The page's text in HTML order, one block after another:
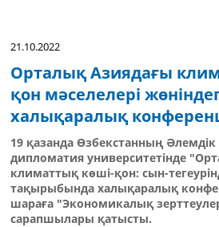
21.10.2022
Орталық Азиядағы
қон мәселелері
халықаралық
19 қазанда Өзбекстанның
дипломатия университетінде
климаттық көші-қон: сын-
тақырыбында халықаралық
шараға "Экономикалық
сарапшылары қатысты.